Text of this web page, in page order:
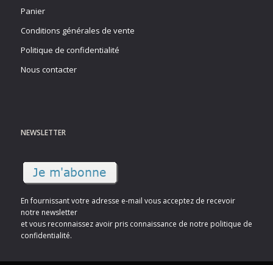
Panier
Conditions générales de vente
Politique de confidentialité
Nous contacter
NEWSLETTER
En fournissant votre adresse e-mail vous acceptez de recevoir
notre newsletter
et vous reconnaissez avoir pris connaissance de notre politique de
confidentialité.